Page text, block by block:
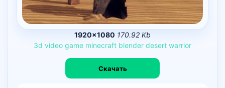
1920×1080 170.92 Kb
3d video game minecraft blender desert warrior
Скачать